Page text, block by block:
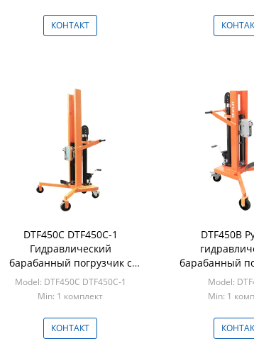
КОНТАКТ
DTF450C DTF450C-1
Гидравлический
барабанный погрузчик с
весами
Model: DTF450C DTF450C-1
Min: 1 комплект
КОНТАКТ
DTF450B
барабанный
системой
Model:
Min: 1